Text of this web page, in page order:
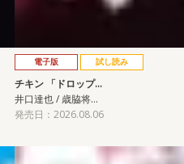
電子版 試し読み
チキン 「ドロップ…
井口達也 / 歳脇将…
発売日：2026.08.06